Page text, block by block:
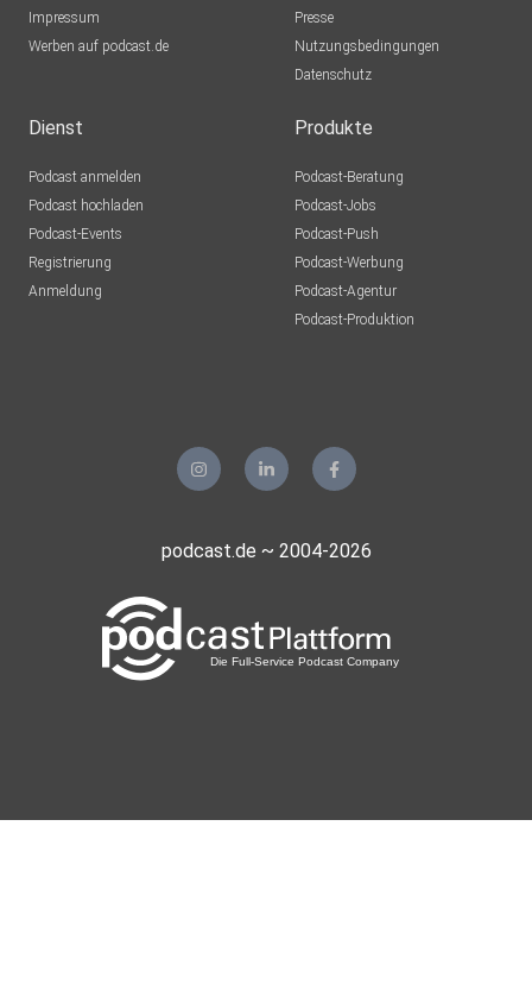
Impressum
Werben auf podcast.de
Presse
Nutzungsbedingungen
Datenschutz
Dienst
Podcast anmelden
Podcast hochladen
Podcast-Events
Registrierung
Anmeldung
Produkte
Podcast-Beratung
Podcast-Jobs
Podcast-Push
Podcast-Werbung
Podcast-Agentur
Podcast-Produktion
podcast.de ~ 2004-2026